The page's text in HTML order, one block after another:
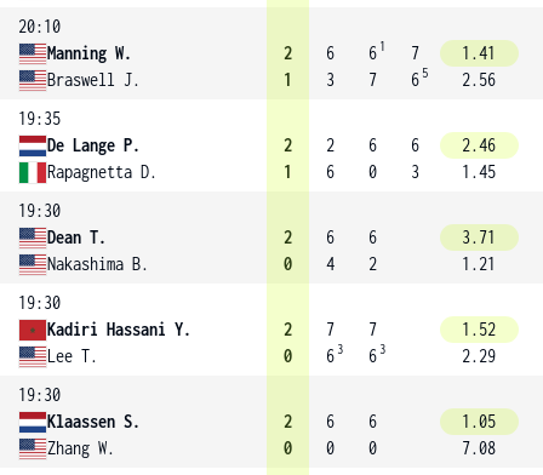
20:10
Manning W.
Braswell J.
2
1
6
3
6 1
7
7
6 5
1.41
2.56
19:35
De Lange P.
Rapagnetta D.
2
1
2
6
6
0
6
3
2.46
1.45
19:30
Dean T.
Nakashima B.
2
0
6
4
6
2
3.71
1.21
19:30
Kadiri Hassani Y.
Lee T.
2
0
7
6 3
7
6 3
1.52
2.29
19:30
Klaassen S.
Zhang W.
2
0
6
0
6
0
1.05
7.08